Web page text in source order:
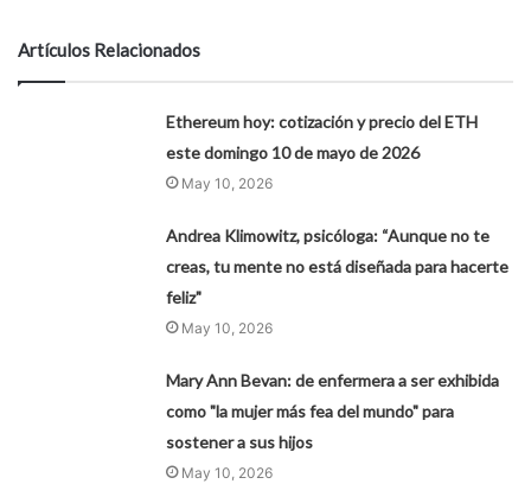
Artículos Relacionados
Ethereum hoy: cotización y precio del ETH
este domingo 10 de mayo de 2026
May 10, 2026
Andrea Klimowitz, psicóloga: “Aunque no te
creas, tu mente no está diseñada para hacerte
feliz"
May 10, 2026
Mary Ann Bevan: de enfermera a ser exhibida
como "la mujer más fea del mundo" para
sostener a sus hijos
May 10, 2026